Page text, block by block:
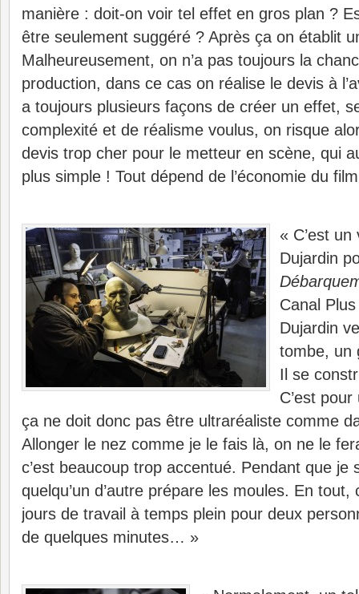
manière : doit-on voir tel effet en gros plan ?
être seulement suggéré ? Après ça on établit
Malheureusement, on n’a pas toujours la
production, dans ce cas on réalise le devis à
a toujours plusieurs façons de créer un effet,
complexité et de réalisme voulus, on risque
devis trop cher pour le metteur en scène, qui
plus simple ! Tout dépend de l’économie du
« C’est
Dujardin
Canal
Dujardin
tombe, un
Il se
C’est
ça ne doit donc pas être ultraréaliste comme
Allonger le nez comme je le fais là, on ne le
c’est beaucoup trop accentué. Pendant que je
quelqu’un d’autre prépare les moules. En tout,
jours de travail à temps plein pour deux
de quelques minutes… »